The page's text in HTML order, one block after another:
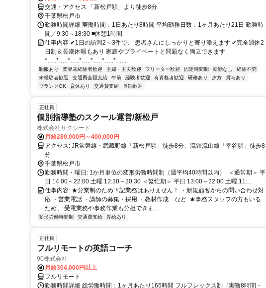
交通・アクセス 「新松戸駅」より徒歩8分
千葉県松戸市
勤務時間詳細 実働時間：1日あたり8時間 平均勤務日数：1ヶ月あたり21日 勤務時
間／9:30～18:30 ■休憩1時間
仕事内容 ✔1日の訪問2～3件で、 患者さんにしっかりと寄り添えます ✔完全週休2
日制＆長期休暇もあり 家庭やプライベートと問題なく両立できます
*…..*…..*…..*…..*…..*…..*…....
制服あり 業界未経験者歓迎 主婦・主夫歓迎 フリーター歓迎 固定時間制 転勤なし
経験不問
未経験者歓迎
交通費全額支給 午前 経験者歓迎 有資格者歓迎 研修あり 夕方
賞与あり
ブランクOK
育休あり 交通費支給 長期歓迎
正社員
個別指導塾のスクール運営/新松戸
株式会社サクシード
月給280,000円～400,000円
アクセス: JR常磐線・武蔵野線「新松戸駅」徒歩8分、流鉄流山線「幸谷駅」徒歩8
分
千葉県松戸市
勤務時間・曜日: 1か月単位の変形労働時間制（週平均40時間以内） ㅤ ＜通常期＞ 平
日 14:00～22:00 土曜 12:30～20:30 ＜繁忙期＞ 平日 13:00～22:00 土曜 11:...
仕事内容: ★分業制のため下記業務はありません！ ・新規顧客からの問い合わせ対
応 ・営業電話 ・講師の募集・採用 ・教材作成 など ㅤ ★事務スタッフの方もいる
ため、 受電業務や事務作業も分担できま...
変形労働時間制 交通費支給 昇給あり
正社員
フルリモートの英語コーチ
90株式会社
月給304,000円以上
フルリモート
勤務時間詳細 総労働時間：1ヶ月あたり165時間 フルフレックス制（実働8時間・